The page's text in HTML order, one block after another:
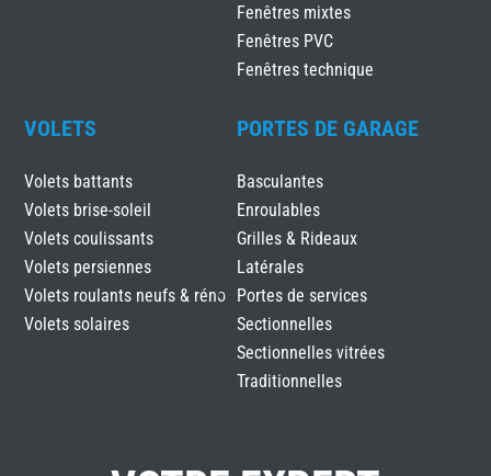
Fenêtres mixtes
Fenêtres PVC
Fenêtres technique
VOLETS
Volets battants
Volets brise-soleil
Volets coulissants
Volets persiennes
Volets roulants neufs & réno
Volets solaires
PORTES DE GARAGE
Basculantes
Enroulables
Grilles & Rideaux
Latérales
Portes de services
Sectionnelles
Sectionnelles vitrées
Traditionnelles